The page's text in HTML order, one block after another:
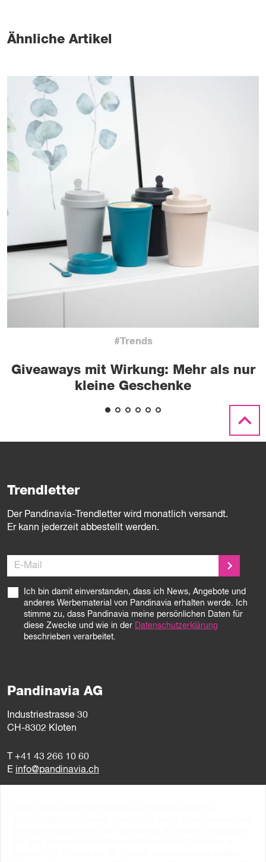
Ähnliche Artikel
#Trends
Giveaways mit Wirkung: Mehr als nur
kleine Geschenke
Trendletter
Der Pandinavia-Trendletter wird monatlich versandt.
Er kann jederzeit abbestellt werden.
E-Mail
Ich bin damit einverstanden, dass ich News, Angebote und
anderes Werbematerial von Pandinavia erhalten werde. Ich
stimme zu, dass Pandinavia meine persönlichen Daten für
diese Zwecke und wie in der Datenschutzerklärung
beschrieben verarbeitet.
Pandinavia AG
Industriestrasse 30
CH-8302 Kloten
T +41 43 266 10 60
E info@pandinavia.ch